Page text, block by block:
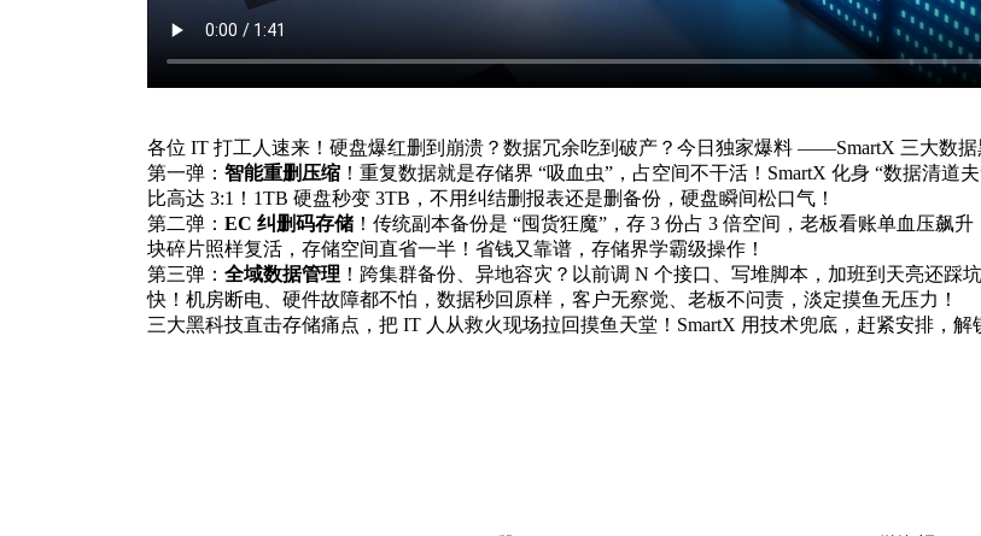
各位 IT 打工人速来！硬盘爆红删到崩溃？数据冗余吃到破产？今日独家爆料 ——SmartX 三大数据
第一弹： 智能重删压缩 ！重复数据就是存储界 “吸血虫”，占空间不干活！SmartX 化身 “数据清
比高达 3:1！1TB 硬盘秒变 3TB，不用纠结删报表还是删备份，硬盘瞬间松口气！
第二弹： EC 纠删码存储 ！传统副本备份是 “囤货狂魔”，存 3 份占 3 倍空间，老板看账单血压飙
块碎片照样复活，存储空间直省一半！省钱又靠谱，存储界学霸级操作！
第三弹： 全域数据管理 ！跨集群备份、异地容灾？以前调 N 个接口、写堆脚本，加班到天亮还踩
快！机房断电、硬件故障都不怕，数据秒回原样，客户无察觉、老板不问责，淡定摸鱼无压力！
三大黑科技直击存储痛点，把 IT 人从救火现场拉回摸鱼天堂！SmartX 用技术兜底，赶紧安排，解